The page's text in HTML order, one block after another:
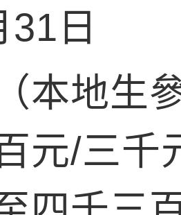
日
本地生
元/三千